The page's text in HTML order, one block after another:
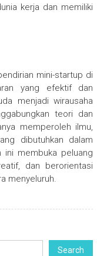
kerja dan memiliki
mini-startup di
yang efektif dan
menjadi wirausaha
teori dan
memperoleh ilmu,
dibutuhkan dalam
ini membuka peluang
dan berorientasi
menyeluruh.
Search